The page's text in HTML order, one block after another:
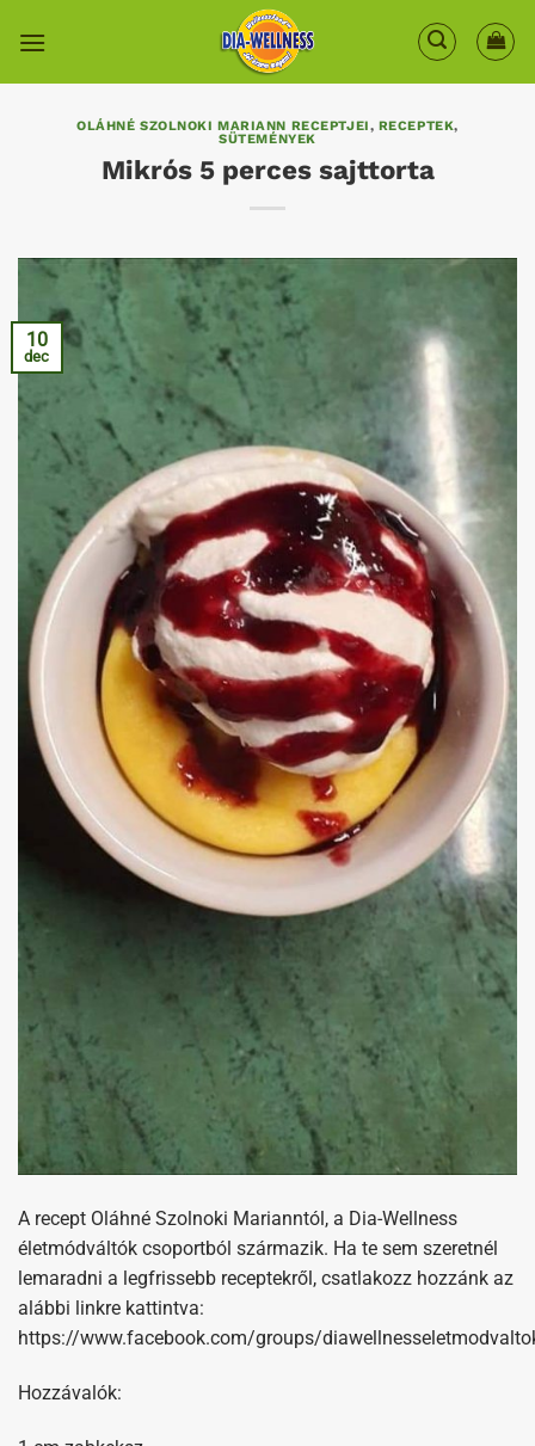
OLÁHNÉ SZOLNOKI MARIANN RECEPTJEI, RECEPTEK,
SÜTEMÉNYEK
Mikrós 5 perces sajttorta
10
dec
A recept Oláhné Szolnoki Marianntól, a Dia-Wellness
életmódváltók csoportból származik. Ha te sem szeretnél
lemaradni a legfrissebb receptekről, csatlakozz hozzánk az
alábbi linkre kattintva:
https://www.facebook.com/groups/
Hozzávalók: